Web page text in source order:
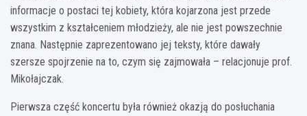
informacje o postaci tej kobiety, która kojarzona jest przede
wszystkim z kształceniem młodzieży, ale nie jest powszechnie
znana. Następnie zaprezentowano jej teksty, które dawały
szersze spojrzenie na to, czym się zajmowała – relacjonuje prof.
Mikołajczak.
Pierwsza część koncertu była również okazją do posłuchania